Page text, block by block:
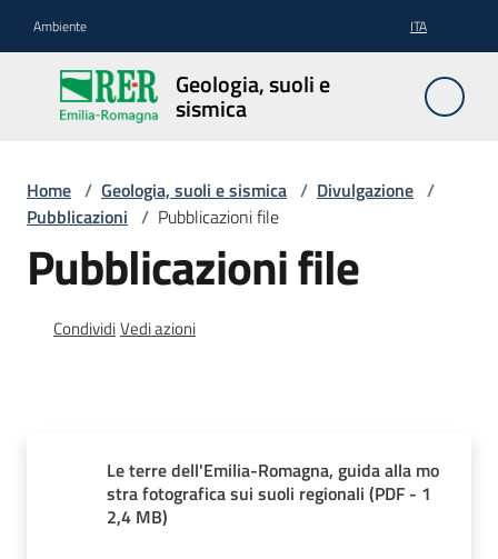
Ambiente ITA
Geologia, suoli e
sismica
Geologia,
suoli e
sismica
Geologia
Suoli
Cartografia
Home / Geologia, suoli e sismica / Divulgazione /
Pubblicazioni / Pubblicazioni file
Pubblicazioni file
CondividiVedi azioni
Le terre dell'Emilia-Romagna, guida alla mo
stra fotografica sui suoli regionali (PDF - 1
2,4 MB)